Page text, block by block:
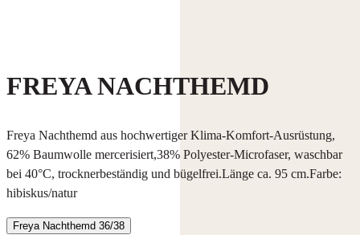
FREYA NACHTHEMD
Freya Nachthemd aus hochwertiger Klima-Komfort-Ausrüstung,
62% Baumwolle mercerisiert,38% Polyester-Microfaser, waschbar
bei 40°C, trocknerbeständig und bügelfrei.Länge ca. 95 cm.Farbe:
hibiskus/natur
Freya Nachthemd 36/38